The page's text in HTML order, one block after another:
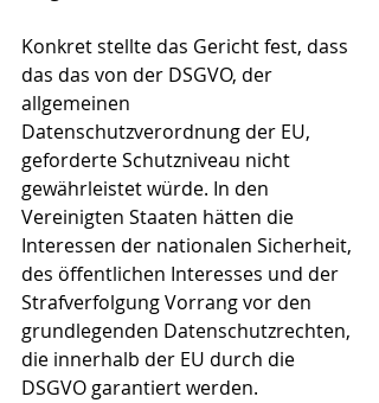
Konkret stellte das Gericht fest, dass
das das von der DSGVO, der
allgemeinen
Datenschutzverordnung der EU,
geforderte Schutzniveau nicht
gewährleistet würde. In den
Vereinigten Staaten hätten die
Interessen der nationalen Sicherheit,
des öffentlichen Interesses und der
Strafverfolgung Vorrang vor den
grundlegenden Datenschutzrechten,
die innerhalb der EU durch die
DSGVO garantiert werden.